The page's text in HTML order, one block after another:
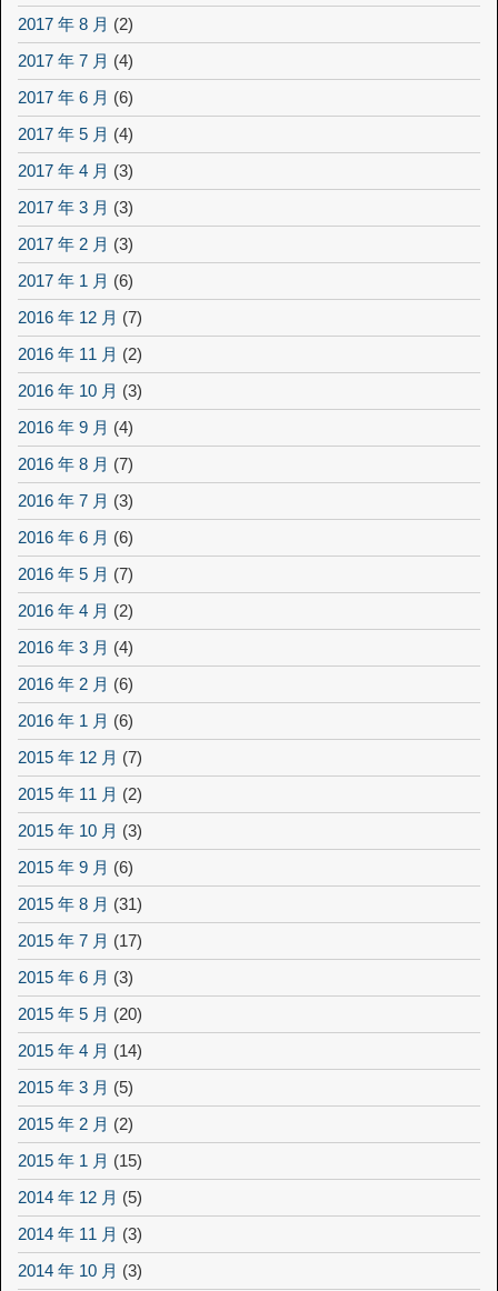
2017 年 8 月 (2)
2017 年 7 月 (4)
2017 年 6 月 (6)
2017 年 5 月 (4)
2017 年 4 月 (3)
2017 年 3 月 (3)
2017 年 2 月 (3)
2017 年 1 月 (6)
2016 年 12 月 (7)
2016 年 11 月 (2)
2016 年 10 月 (3)
2016 年 9 月 (4)
2016 年 8 月 (7)
2016 年 7 月 (3)
2016 年 6 月 (6)
2016 年 5 月 (7)
2016 年 4 月 (2)
2016 年 3 月 (4)
2016 年 2 月 (6)
2016 年 1 月 (6)
2015 年 12 月 (7)
2015 年 11 月 (2)
2015 年 10 月 (3)
2015 年 9 月 (6)
2015 年 8 月 (31)
2015 年 7 月 (17)
2015 年 6 月 (3)
2015 年 5 月 (20)
2015 年 4 月 (14)
2015 年 3 月 (5)
2015 年 2 月 (2)
2015 年 1 月 (15)
2014 年 12 月 (5)
2014 年 11 月 (3)
2014 年 10 月 (3)